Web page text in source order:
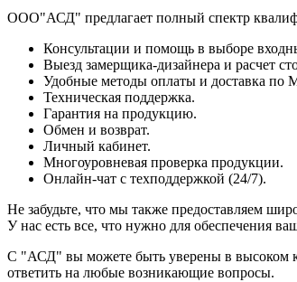
ООО"АСД" предлагает полный спектр
Консультации и помощь в выборе
Выезд замерщика-дизайнера и расчет
Удобные методы оплаты и доставка по
Техническая поддержка.
Гарантия на продукцию.
Обмен и возврат.
Личный кабинет.
Многоуровневая проверка продукции.
Онлайн-чат с техподдержкой (24/7).
Не забудьте, что мы также предоставляем
У нас есть все, что нужно для обеспечения
С "АСД" вы можете быть уверены в высоком
ответить на любые возникающие вопросы.